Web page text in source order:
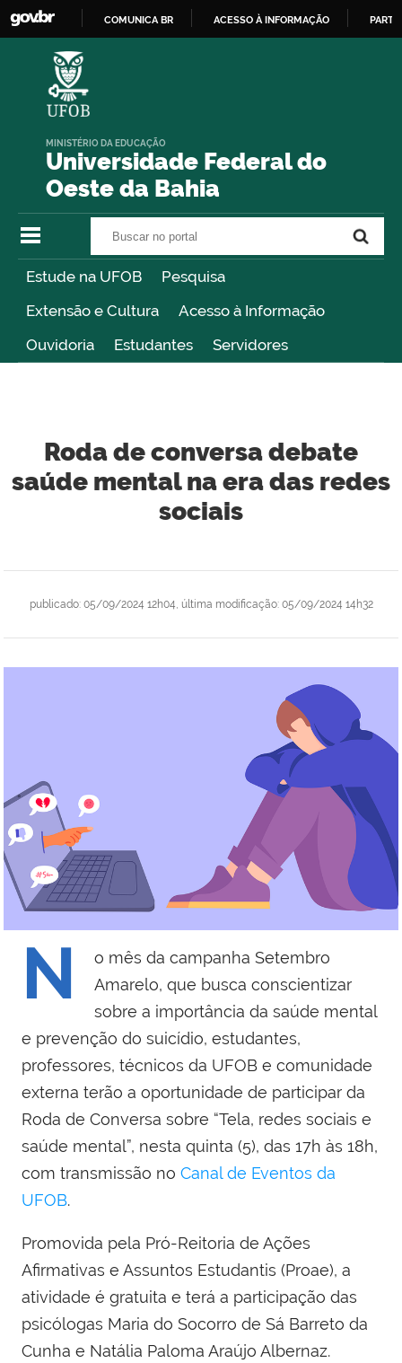
COMUNICA BR ACESSO À INFORMAÇÃO
Universidade Federal do
Oeste da Bahia
MINISTÉRIO DA EDUCAÇÃO
Estude na UFOB
Pesquisa
Extensão e Cultura
Acesso à Informação
Ouvidoria
Estudantes Servidores
Roda de conversa debate
saúde mental na era das redes
sociais
publicado: 05/09/2024 12h04 última modificação: 05/09/2024 14h32
N
o mês da campanha Setembro
Amarelo, que busca conscientizar
sobre a importância da saúde mental
e prevenção do suicídio, estudantes,
professores, técnicos da UFOB e comunidade
externa terão a oportunidade de participar da
Roda de Conversa sobre “Tela, redes sociais e
saúde mental”, nesta quinta (5), das 17h às 18h,
com transmissão no Canal de Eventos da
UFOB.
Promovida pela Pró-Reitoria de Ações
Afirmativas e Assuntos Estudantis (Proae), a
atividade é gratuita e terá a participação das
psicólogas Maria do Socorro de Sá Barreto da
Cunha e Natália Paloma Araújo Albernaz.